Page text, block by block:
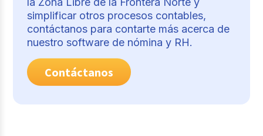
simplificar otros procesos contables,
contáctanos para contarte más acerca de
nuestro software de nómina y RH.
Contáctanos